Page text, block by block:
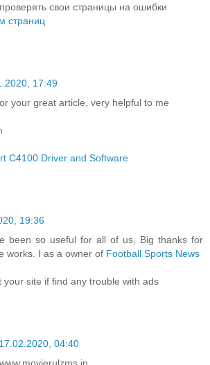
свои страницы на ошибки
страниц
17:49
your great article, very helpful to me
C4100 Driver and Software
19:36
been so useful for all of us, Big thanks for
works. I as a owner of Football Sports News
your site if find any trouble with ads
17.02.2020, 04:40